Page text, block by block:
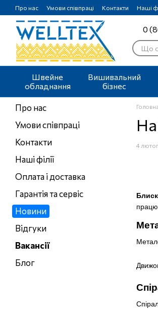
Перейти до основного контенту
Про нас Умови співпраці Контакти Наші
0
Швейне
обладнання
Вишивальний
бізнес
Головна
4
Про нас
Умови співпраці
Контакти
Наші філії
Оплата і доставка
Гарантія та сервіс
Новини
Відгуки
Вакансії
Блог